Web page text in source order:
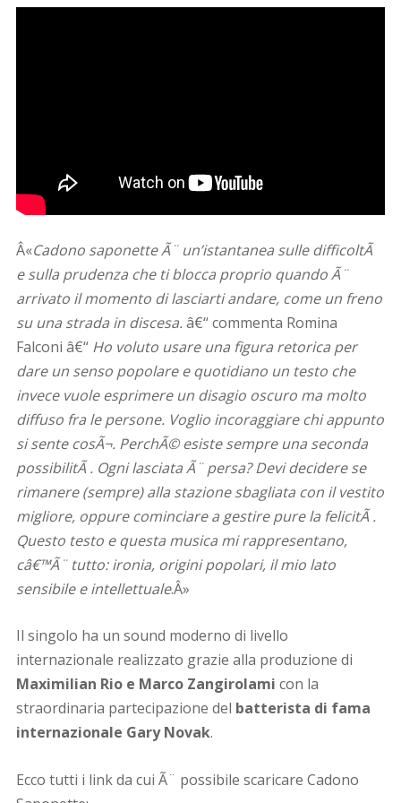
Â«Cadono saponette Ã¨ un’istantanea sulle difficoltÃ
e sulla prudenza che ti blocca proprio quando Ã¨
arrivato il momento di lasciarti andare, come un freno
su una strada in discesa. â€“ commenta Romina
Falconi â€“ Ho voluto usare una figura retorica per
dare un senso popolare e quotidiano un testo che
invece vuole esprimere un disagio oscuro ma molto
diffuso fra le persone. Voglio incoraggiare chi appunto
si sente cosÃ¬. PerchÃ© esiste sempre una seconda
possibilitÃ . Ogni lasciata Ã¨ persa? Devi decidere se
rimanere (sempre) alla stazione sbagliata con il vestito
migliore, oppure cominciare a gestire pure la felicitÃ .
Questo testo e questa musica mi rappresentano,
câ€™Ã¨ tutto: ironia, origini popolari, il mio lato
sensibile e intellettuale.Â»
Il singolo ha un sound moderno di livello
internazionale realizzato grazie alla produzione di
Maximilian Rio e Marco Zangirolami con la
straordinaria partecipazione del batterista di fama
internazionale Gary Novak.
Ecco tutti i link da cui Ã¨ possibile scaricare Cadono